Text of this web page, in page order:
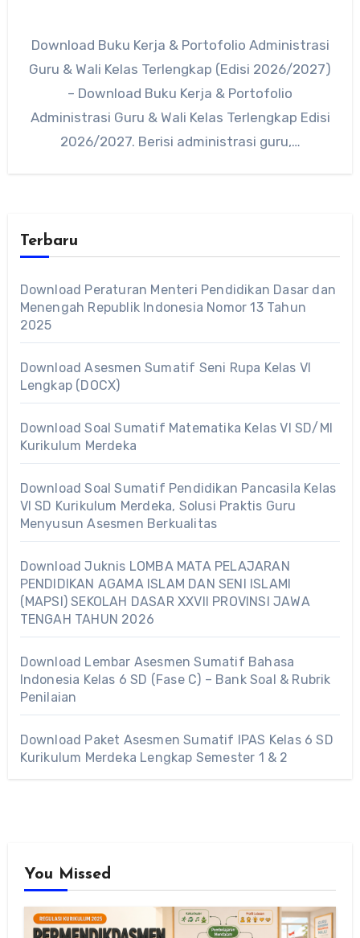
Download Buku Kerja & Portofolio Administrasi
Guru & Wali Kelas Terlengkap (Edisi 2026/2027)
– Download Buku Kerja & Portofolio
Administrasi Guru & Wali Kelas Terlengkap Edisi
2026/2027. Berisi administrasi guru,…
Terbaru
Download Peraturan Menteri Pendidikan Dasar dan
Menengah Republik Indonesia Nomor 13 Tahun
2025
Download Asesmen Sumatif Seni Rupa Kelas VI
Lengkap (DOCX)
Download Soal Sumatif Matematika Kelas VI SD/MI
Kurikulum Merdeka
Download Soal Sumatif Pendidikan Pancasila Kelas
VI SD Kurikulum Merdeka, Solusi Praktis Guru
Menyusun Asesmen Berkualitas
Download Juknis LOMBA MATA PELAJARAN
PENDIDIKAN AGAMA ISLAM DAN SENI ISLAMI
(MAPSI) SEKOLAH DASAR XXVII PROVINSI JAWA
TENGAH TAHUN 2026
Download Lembar Asesmen Sumatif Bahasa
Indonesia Kelas 6 SD (Fase C) – Bank Soal & Rubrik
Penilaian
Download Paket Asesmen Sumatif IPAS Kelas 6 SD
Kurikulum Merdeka Lengkap Semester 1 & 2
You Missed